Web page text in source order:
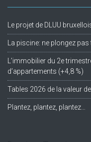
Le projet de DLUU
La piscine: ne plongez
L’immobilier du 2e
d’appartements (+4,8 %)
Tables 2026 de la valeur
Plantez, plantez, plantez…